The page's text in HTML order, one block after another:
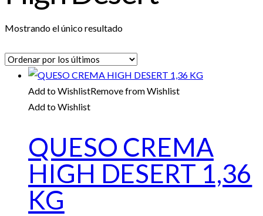
Mostrando el único resultado
Add to WishlistRemove from Wishlist
Add to Wishlist
QUESO CREMA
HIGH DESERT 1,36
KG